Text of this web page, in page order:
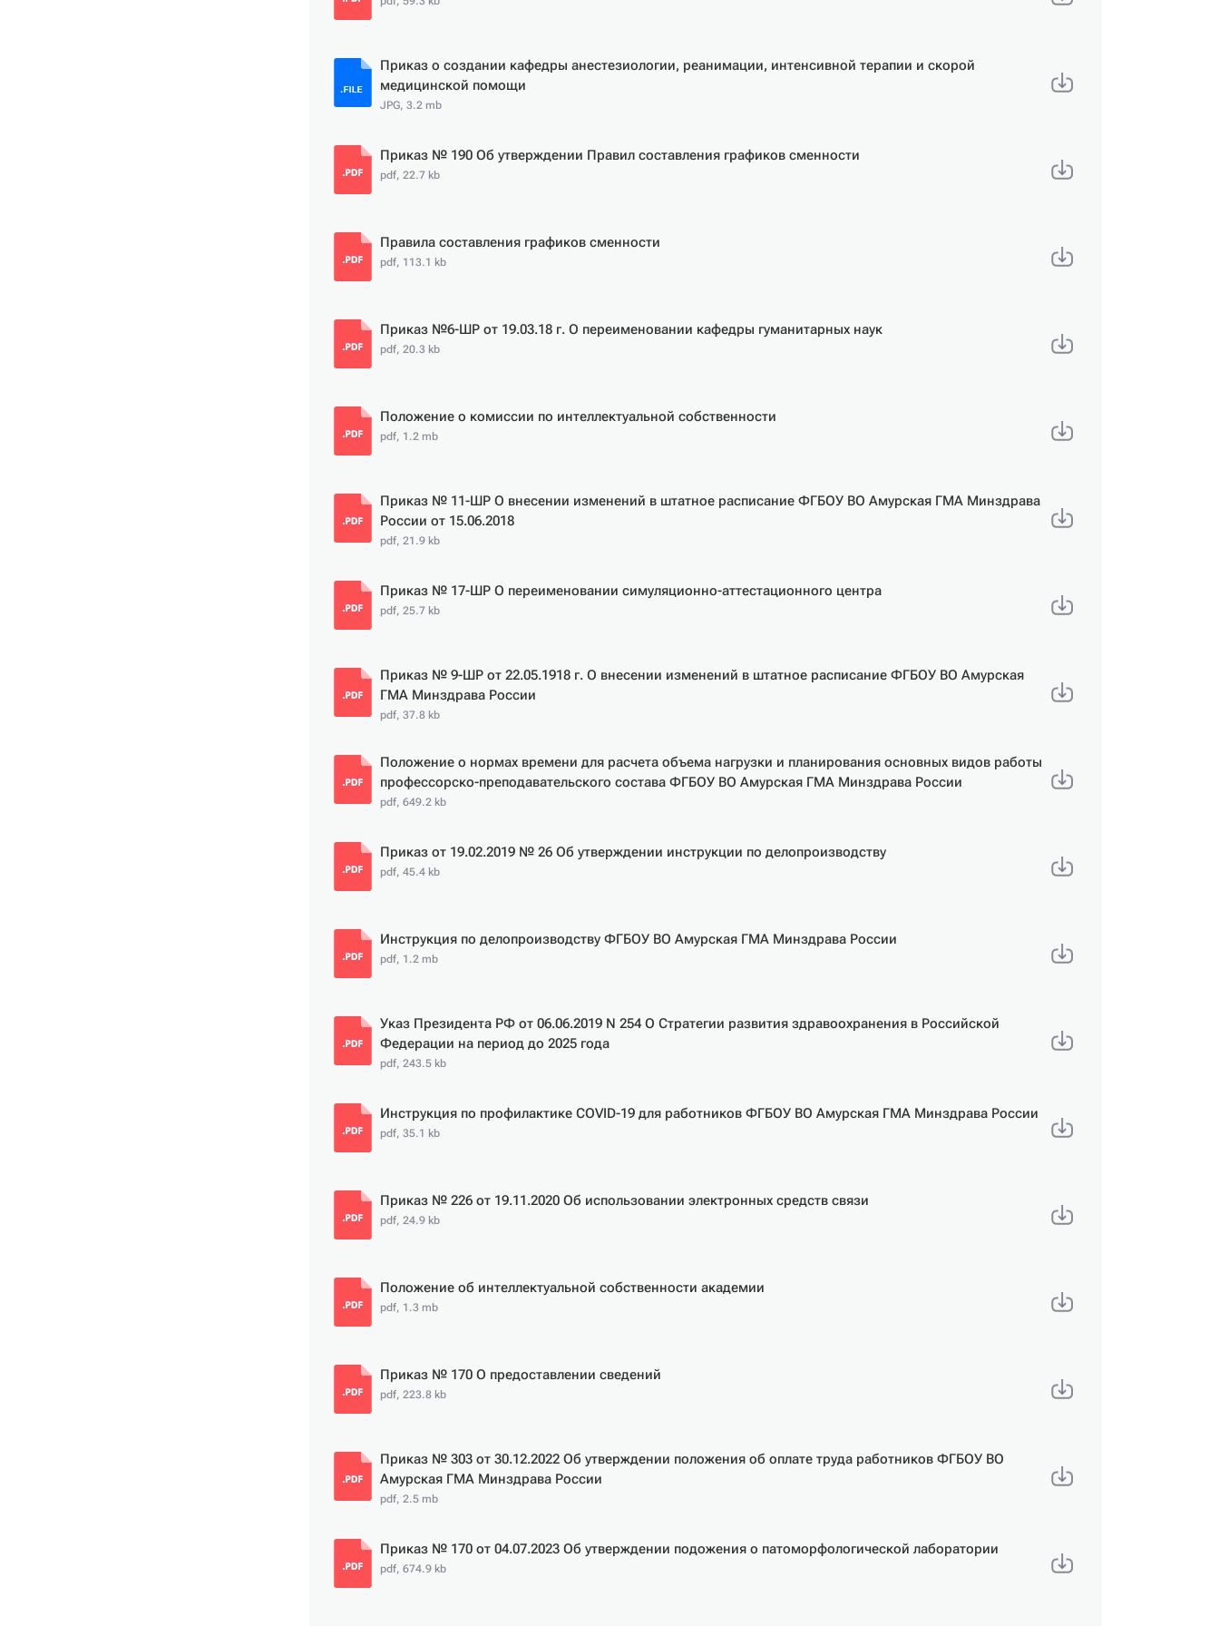
Приказ о создании кафедры анестезиологии, реанимации, интенсивной терапии и скорой
медицинской помощи
JPG, 3.2 mb
Приказ № 190 Об утверждении Правил составления графиков сменности
pdf, 22.7 kb
Правила составления графиков сменности
pdf, 113.1 kb
Приказ №6-ШР от 19.03.18 г. О переименовании кафедры гуманитарных наук
pdf, 20.3 kb
Положение о комиссии по интеллектуальной собственности
pdf, 1.2 mb
Приказ № 11-ШР О внесении изменений в штатное расписание ФГБОУ ВО Амурская ГМА Минздрава
России от 15.06.2018
pdf, 21.9 kb
Приказ № 17-ШР О переименовании симуляционно-аттестационного центра
pdf, 25.7 kb
Приказ № 9-ШР от 22.05.1918 г. О внесении изменений в штатное расписание ФГБОУ ВО Амурская
ГМА Минздрава России
pdf, 37.8 kb
Положение о нормах времени для расчета объема нагрузки и планирования основных видов работы
профессорско-преподавательского состава ФГБОУ ВО Амурская ГМА Минздрава России
pdf, 649.2 kb
Приказ от 19.02.2019 № 26 Об утверждении инструкции по делопроизводству
pdf, 45.4 kb
Инструкция по делопроизводству ФГБОУ ВО Амурская ГМА Минздрава России
pdf, 1.2 mb
Указ Президента РФ от 06.06.2019 N 254 О Стратегии развития здравоохранения в Российской
Федерации на период до 2025 года
pdf, 243.5 kb
Инструкция по профилактике COVID-19 для работников ФГБОУ ВО Амурская ГМА Минздрава России
pdf, 35.1 kb
Приказ № 226 от 19.11.2020 Об использовании электронных средств связи
pdf, 24.9 kb
Положение об интеллектуальной собственности академии
pdf, 1.3 mb
Приказ № 170 О предоставлении сведений
pdf, 223.8 kb
Приказ № 303 от 30.12.2022 Об утверждении положения об оплате труда работников ФГБОУ ВО
Амурская ГМА Минздрава России
pdf, 2.5 mb
Приказ № 170 от 04.07.2023 Об утверждении подожения о патоморфологической лаборатории
pdf, 674.9 kb